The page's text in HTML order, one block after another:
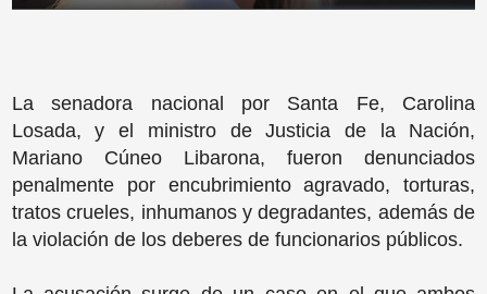
La senadora nacional por Santa Fe, Carolina
Losada, y el ministro de Justicia de la Nación,
Mariano Cúneo Libarona, fueron denunciados
penalmente por encubrimiento agravado, torturas,
tratos crueles, inhumanos y degradantes, además de
la violación de los deberes de funcionarios públicos.